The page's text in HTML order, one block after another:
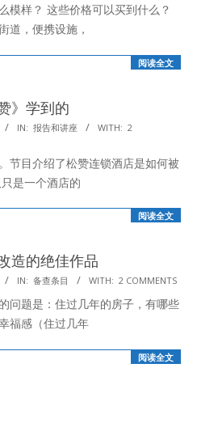
模样？ 这些价格可以买到什么？
道，便携设施，
阅读全文
》学到的
IN: 报告和讲座 WITH: 2
节目介绍了松赞连锁酒店是如何被
是一个酒店的
阅读全文
造的绝佳作品
IN: 备查条目 WITH: 2 COMMENTS
问题是：住过几年的房子，有哪些
福感（住过几年
阅读全文